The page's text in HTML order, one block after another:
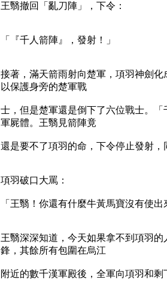
王翳撤回「亂刀陣」，下令：
「『千人箭陣』，發射！」
接著，滿天箭雨射向楚軍，項羽神劍
以保護身旁的楚軍戰
士，但是楚軍還是倒下了六位戰士。
軍屍體。王翳見箭陣竟
還是要不了項羽的命，下令停止發射
項羽破口大罵：
「王翳！你還有什麼牛黃馬寶沒有使
王翳深深知道，今天如果拿不到項羽
鋒，其餘所有包圍在烏江
附近的數千漢軍殿後，全軍向項羽和